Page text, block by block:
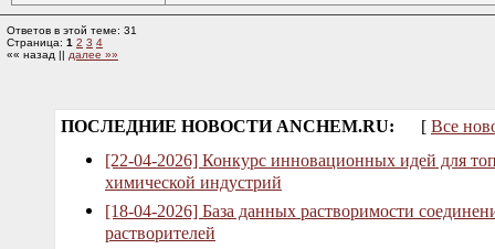
Ответов в этой теме: 31
Страница: 1 2 3 4
«« назад || далее »»
ПОСЛЕДНИЕ НОВОСТИ ANCHEM.RU: [ Все
[22-04-2026] Конкурс инновационных идей для
химической индустрий
[18-04-2026] База данных растворимости
растворителей